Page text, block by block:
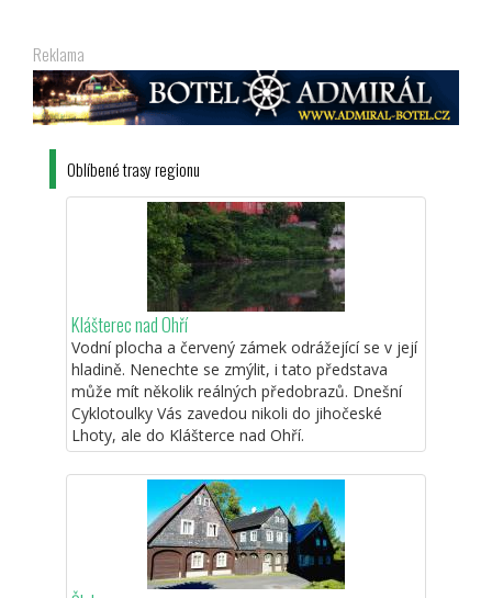
Reklama
Oblíbené trasy regionu
Klášterec nad Ohří
Vodní plocha a červený zámek odrážející se v její
hladině. Nenechte se zmýlit, i tato představa
může mít několik reálných předobrazů. Dnešní
Cyklotoulky Vás zavedou nikoli do jihočeské
Lhoty, ale do Klášterce nad Ohří.